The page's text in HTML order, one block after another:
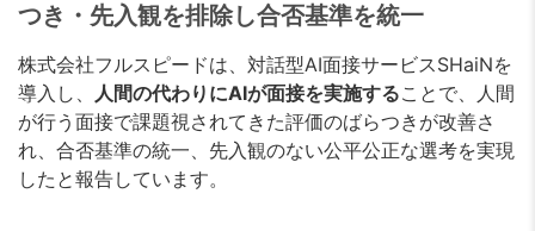
つき・先入観を排除し合否基準を統一
株式会社フルスピードは、対話型AI面接サービスSHaiNを
導入し、 人間の代わりにAIが⾯接を実施することで、人間
が行う⾯接で課題視されてきた評価のばらつきが改善さ
れ、合否基準の統一、先入観のない公平公正な選考を実現
したと報告しています。